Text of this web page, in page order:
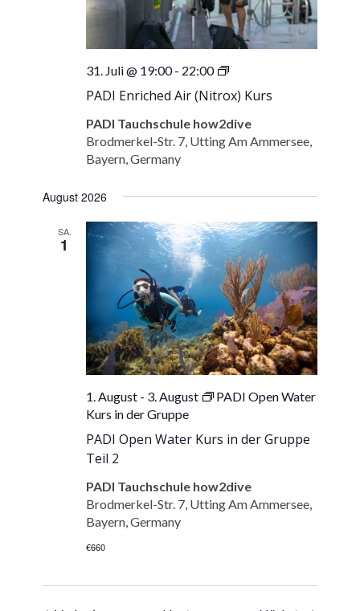
PADI Enriched Air (Nitrox) Kurs
31. Juli @ 19:00- 22:00
PADI
Air
(Nitrox)
Kurs
PADI Tauchschule how2dive
Brodmerkel-Str. 7, Utting Am Ammersee,
Bayern, Germany
August 2026
SA.
1
PADI Open Water Kurs in der Gruppe
Teil 2
1. August - 3. August
PADI Open Water
Kurs in der Gruppe
PADI Tauchschule how2dive
Brodmerkel-Str. 7, Utting Am Ammersee,
Bayern, Germany
€660